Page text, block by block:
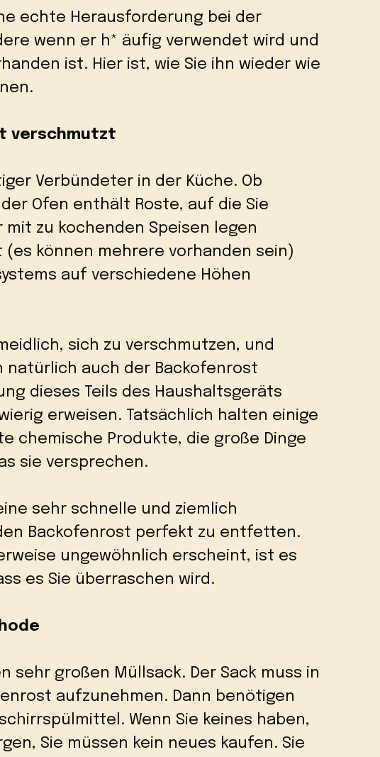
echte Herausforderung bei der
wenn er h* äufig verwendet wird und
ist. Hier ist, wie Sie ihn wieder wie
verschmutzt
Verbündeter in der Küche. Ob
Ofen enthält Roste, auf die Sie
zu kochenden Speisen legen
(es können mehrere vorhanden sein)
auf verschiedene Höhen
sich zu verschmutzen, und
natürlich auch der Backofenrost
dieses Teils des Haushaltsgeräts
erweisen. Tatsächlich halten einige
chemische Produkte, die große Dinge
sie versprechen.
sehr schnelle und ziemlich
Backofenrost perfekt zu entfetten.
ungewöhnlich erscheint, ist es
es Sie überraschen wird.
sehr großen Müllsack. Der Sack muss in
aufzunehmen. Dann benötigen
Wenn Sie keines haben,
Sie müssen kein neues kaufen. Sie